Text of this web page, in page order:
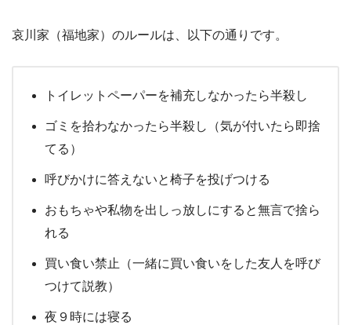
哀川家（福地家）のルールは、以下の通りです。
トイレットペーパーを補充しなかったら半殺し
ゴミを拾わなかったら半殺し（気が付いたら即捨
てる）
呼びかけに答えないと椅子を投げつける
おもちゃや私物を出しっ放しにすると無言で捨ら
れる
買い食い禁止（一緒に買い食いをした友人を呼び
つけて説教）
夜９時には寝る